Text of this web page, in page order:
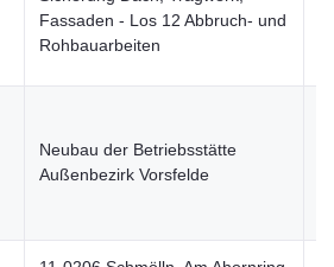
Fassaden - Los 12 Abbruch- und
Rohbauarbeiten
Neubau der Betriebsstätte
Außenbezirk Vorsfelde